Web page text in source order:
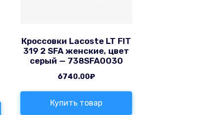
Кроссовки Lacoste LT FIT
319 2 SFA женские, цвет
серый — 738SFA0030
6740.00₽
Купить товар